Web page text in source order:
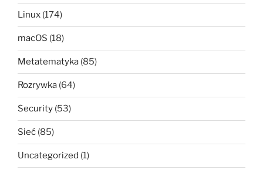
Linux (174)
macOS (18)
Metatematyka (85)
Rozrywka (64)
Security (53)
Sieć (85)
Uncategorized (1)